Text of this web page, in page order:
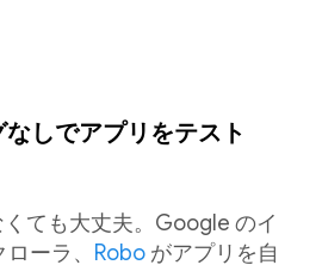
しでアプリをテスト
ても大丈夫。Google のイ
ーラ、
Roboがアプリを自